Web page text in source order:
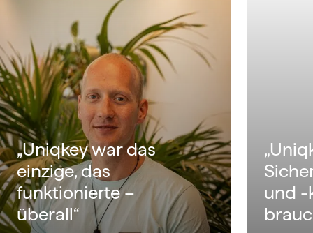
„Uniqkey war das
einzige, das
funktionierte –
überall“
und -